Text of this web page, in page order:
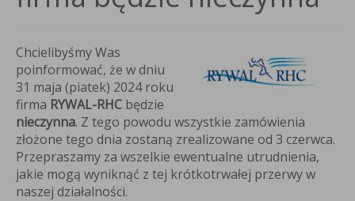
Chcielibyśmy Was
poinformować, że w dniu
31 maja (piatek) 2024 roku
firma RYWAL-RHC będzie
nieczynna. Z tego powodu wszystkie zamówienia
złożone tego dnia zostaną zrealizowane od 3 czerwca.
Przepraszamy za wszelkie ewentualne utrudnienia,
jakie mogą wyniknąć z tej krótkotrwałej przerwy w
naszej działalności.